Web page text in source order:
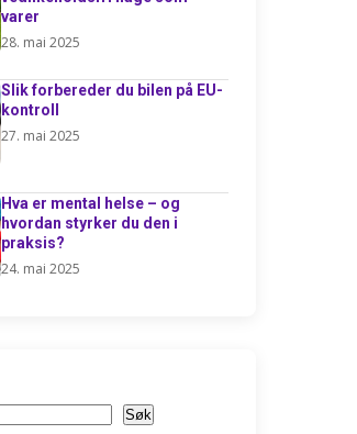
varer
28. mai 2025
Slik forbereder du bilen på EU-
kontroll
27. mai 2025
Hva er mental helse – og
hvordan styrker du den i
praksis?
24. mai 2025
Søk